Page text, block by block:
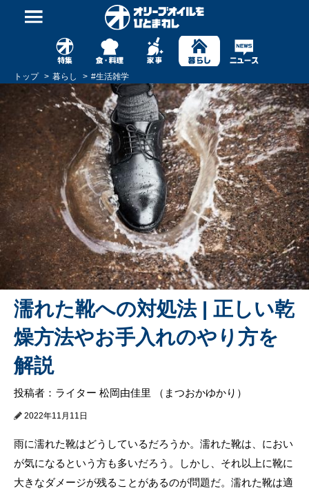
トップ 暮らし #生活雑学
濡れた靴への対処法 | 正しい乾
燥方法やお手入れのやり方を
解説
投稿者：ライター 松岡由佳里 （まつおかゆかり）
2022年11月11日
雨に濡れた靴はどうしているだろうか。濡れた靴は、におい
が気になるという方も多いだろう。しかし、それ以上に靴に
大きなダメージが残ることがあるのが問題だ。濡れた靴は適